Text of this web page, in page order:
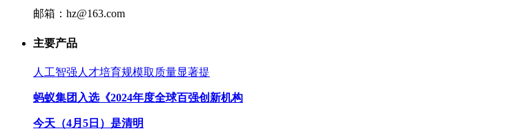
邮箱：hz@163.com
主要产品
人工智强人才培育规模取质量显著提
蚂蚁集团入选《2024年度全球百强创新机构
今天（4月5日）是清明